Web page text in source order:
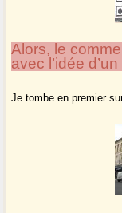
Alors, le
avec l’idée
Je tombe en premier